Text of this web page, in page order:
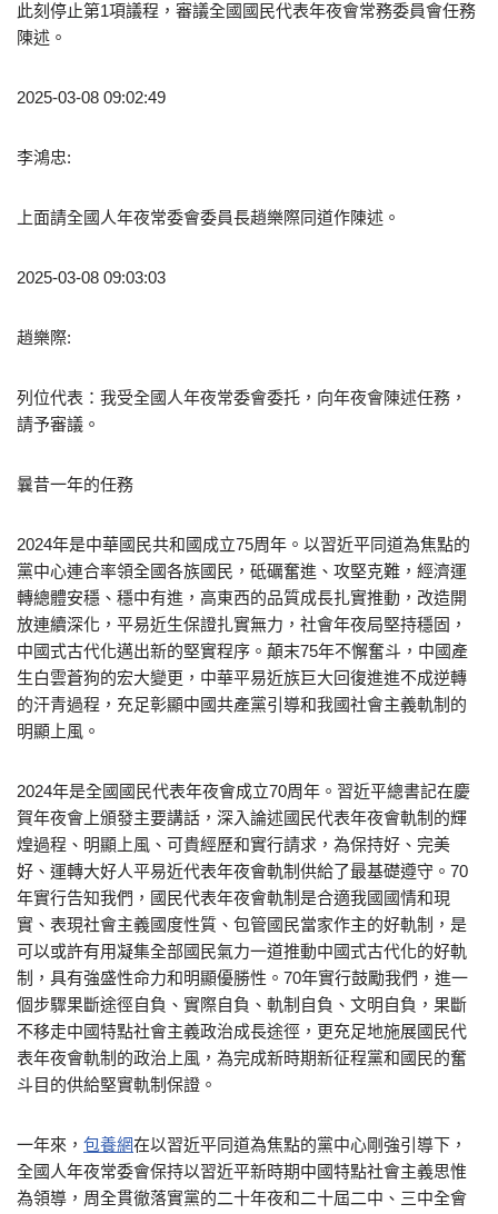
此刻停止第1項議程，審議全國國民代表年夜會常務委員會任務
陳述。
2025-03-08 09:02:49
李鴻忠:
上面請全國人年夜常委會委員長趙樂際同道作陳述。
2025-03-08 09:03:03
趙樂際:
列位代表：我受全國人年夜常委會委托，向年夜會陳述任務，
請予審議。
曩昔一年的任務
2024年是中華國民共和國成立75周年。以習近平同道為焦點的
黨中心連合率領全國各族國民，砥礪奮進、攻堅克難，經濟運
轉總體安穩、穩中有進，高東西的品質成長扎實推動，改造開
放連續深化，平易近生保證扎實無力，社會年夜局堅持穩固，
中國式古代化邁出新的堅實程序。顛末75年不懈奮斗，中國產
生白雲蒼狗的宏大變更，中華平易近族巨大回復進進不成逆轉
的汗青過程，充足彰顯中國共產黨引導和我國社會主義軌制的
明顯上風。
2024年是全國國民代表年夜會成立70周年。習近平總書記在慶
賀年夜會上頒發主要講話，深入論述國民代表年夜會軌制的輝
煌過程、明顯上風、可貴經歷和實行請求，為保持好、完美
好、運轉大好人平易近代表年夜會軌制供給了最基礎遵守。70
年實行告知我們，國民代表年夜會軌制是合適我國國情和現
實、表現社會主義國度性質、包管國民當家作主的好軌制，是
可以或許有用凝集全部國民氣力一道推動中國式古代化的好軌
制，具有強盛性命力和明顯優勝性。70年實行鼓勵我們，進一
個步驟果斷途徑自負、實際自負、軌制自負、文明自負，果斷
不移走中國特點社會主義政治成長途徑，更充足地施展國民代
表年夜會軌制的政治上風，為完成新時期新征程黨和國民的奮
斗目的供給堅實軌制保證。
一年來， 包養網在以習近平同道為焦點的黨中心剛強引導下，
全國人年夜常委會保持以習近平新時期中國特點社會主義思惟
為領導，周全貫徹落實黨的二十年夜和二十屆二中、三中全會